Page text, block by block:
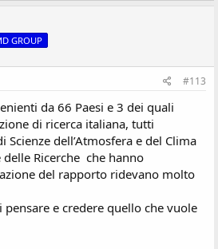
GROUP
#113
da 66 Paesi e 3 dei quali
di ricerca italiana, tutti
Scienze dell’Atmosfera e del Clima
Ricerche che hanno
del rapporto ridevano molto
e credere quello che vuole